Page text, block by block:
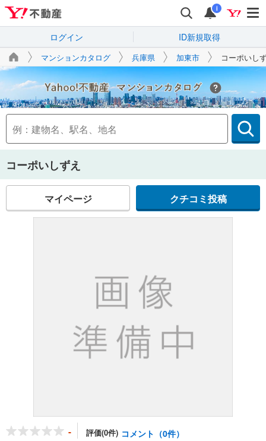
i
ログイン ID新規取得
マンションカタログ 兵庫県 加東市 コーポいし
Yahoo!不動産
コーポいしずえ
マイページ クチコミ投稿
- 評価(0件) コメント（0件）